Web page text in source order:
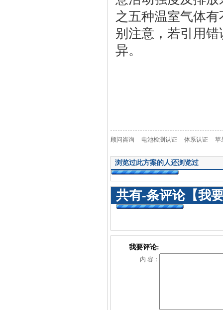
之五种温室气体
别注意，若引用
异。
顾问咨询 电池检测认证 体系认证 苹
浏览过此方案的人还浏览过
共有-条评论【我
我要评论:
内 容：